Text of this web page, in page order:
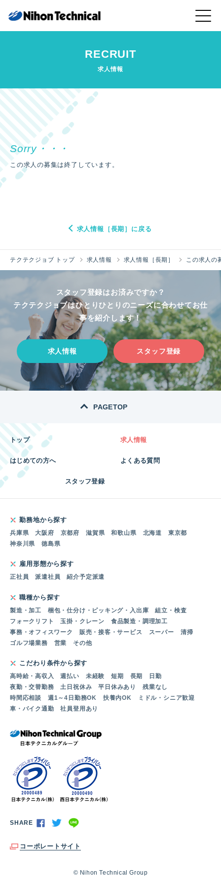
RECRUIT
求人情報
この求人の募集は終了しています。
求人情報［長期］に戻る
テクテクジョブ トップ 求人情報 求人情報［長期］ この求人の
スタッフ登録はお済みですか？
テクテクジョブはひとりひとりのニーズに合わせてお仕
事を紹介します！
求人情報 スタッフ登録
PAGETOP
トップ 求人情報
はじめての方へ よくある質問
スタッフ登録
SHARE
コーポレートサイト
© Nihon Technical Group
勤務地から探す
兵庫県 大阪府 京都府 滋賀県 和歌山県 北海道
東京都
神奈川県
徳島県
雇用形態から探す
正社員 派遣社員 紹介予定派遣
職種から探す
製造・加工 梱包・仕分け・ピッキング・入出庫
組立・検査
フォークリフト
玉掛・クレーン
食品製造・調理加工
事務・オフィスワーク
販売・接客・サービス スーパー
清掃
ゴルフ場業務
営業 その他
こだわり条件から探す
高時給・高収入 週払い 未経験 短期 長期
日勤
夜勤・交替勤務
土日祝休み 平日休みあり
残業なし
時間応相談
週1～4日勤務OK 扶養内OK
ミドル・シニア歓迎
車・バイク通勤
社員登用あり